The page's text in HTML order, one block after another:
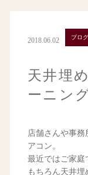
2018.06.02 ブログ
天井埋
ーニング
店舗さんや事務
アコン。
最近ではご家庭
もちろん天井